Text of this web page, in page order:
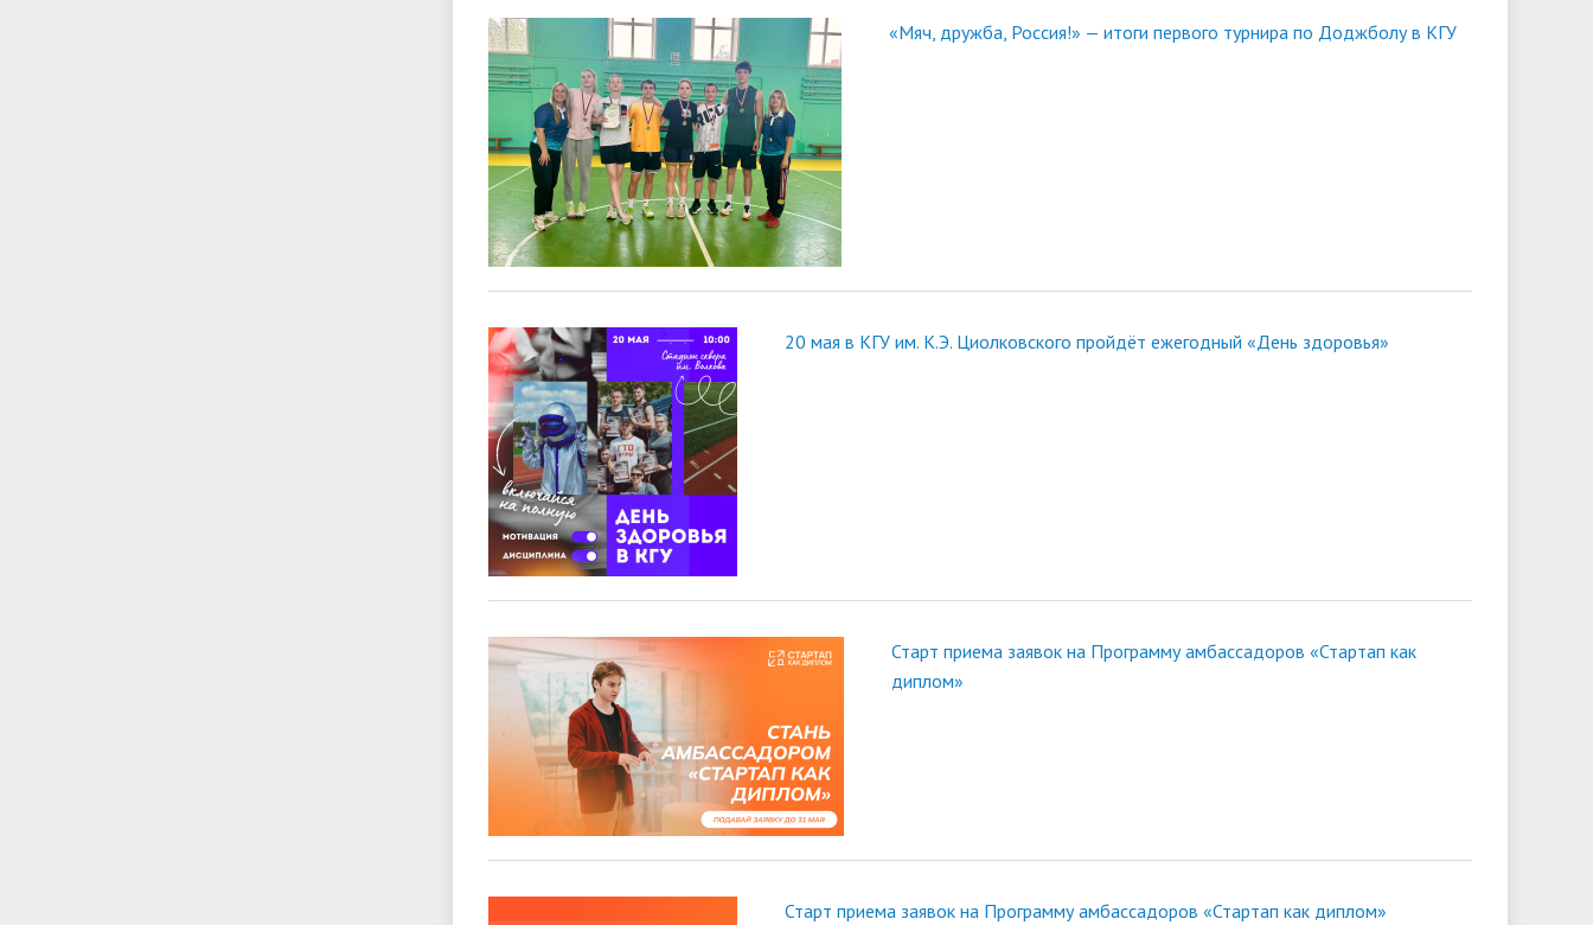
«Мяч, дружба, Россия!» — итоги первого турнира по Доджболу в КГУ
20 мая в КГУ им. К.Э. Циолковского пройдёт ежегодный «День здоровья»
Старт приема заявок на Программу амбассадоров «Стартап как
диплом»
Старт приема заявок на Программу амбассадоров «Стартап как диплом»